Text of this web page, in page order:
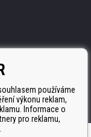
používáme
výkonu reklam,
Informace o
pro reklamu,